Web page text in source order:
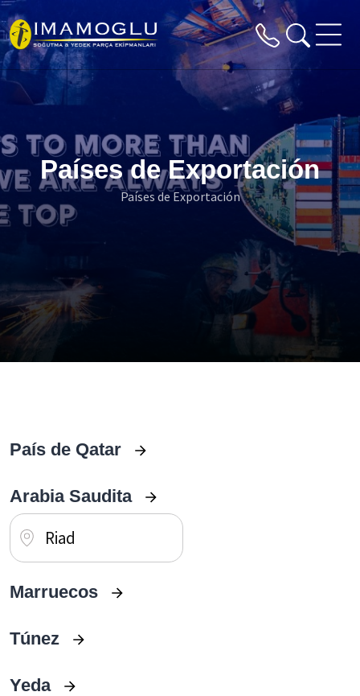
Países de Exportación
Países de Exportación
País de Qatar
Arabia Saudita
Riad
Marruecos
Túnez
Yeda